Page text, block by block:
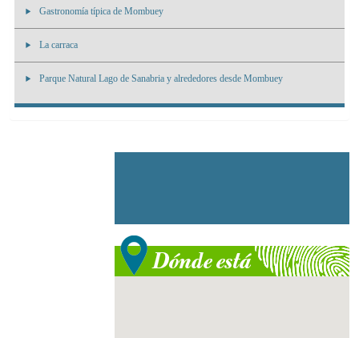
Gastronomía típica de Mombuey
La carraca
Parque Natural Lago de Sanabria y alrededores desde Mombuey